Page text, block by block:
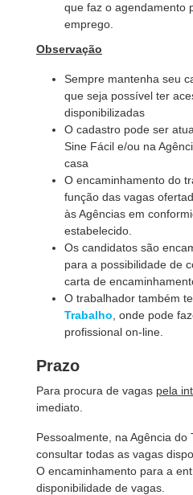
que faz o agendamento
emprego.
Observação
Sempre mantenha seu
que seja possível ter
disponibilizadas
O cadastro pode ser
Sine Fácil e/ou na
casa
O encaminhamento do
função das vagas
às Agências em
estabelecido.
Os candidatos são
para a possibilidade de
carta de
O trabalhador também
Trabalho , onde pode
profissional on-line.
Prazo
Para procura de vagas pela
imediato.
Pessoalmente, na Agência
consultar todas as vagas
O encaminhamento para a
disponibilidade de vagas.